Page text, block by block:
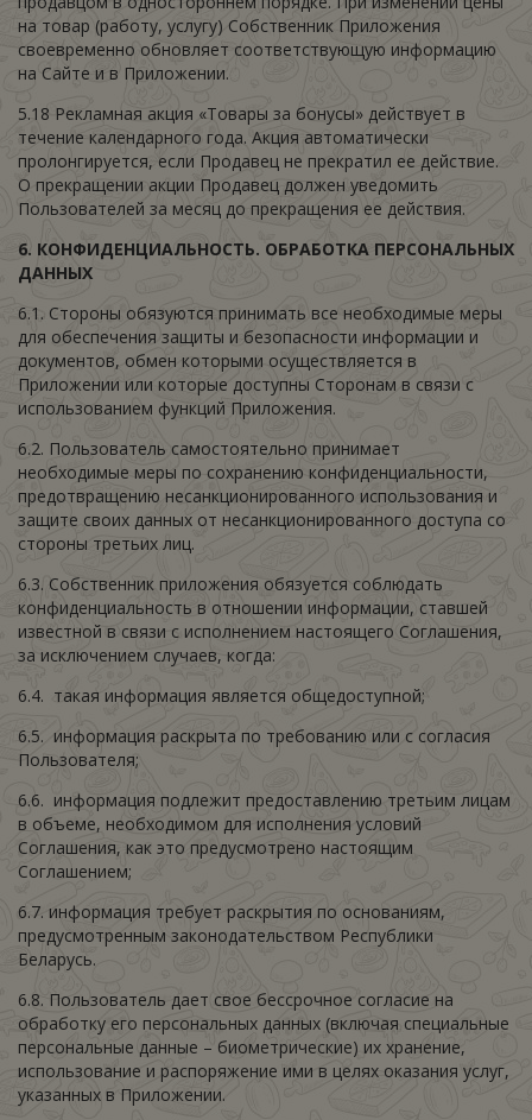
на товар (работу, услугу) Собственник Приложения
своевременно обновляет соответствующую информацию
на Сайте и в Приложении.
5.18 Рекламная акция «Товары за бонусы» действует в
течение календарного года. Акция автоматически
пролонгируется, если Продавец не прекратил ее действие.
О прекращении акции Продавец должен уведомить
Пользователей за месяц до прекращения ее действия.
6. КОНФИДЕНЦИАЛЬНОСТЬ. ОБРАБОТКА ПЕРСОНАЛЬНЫХ
ДАННЫХ
6.1. Стороны обязуются принимать все необходимые меры
для обеспечения защиты и безопасности информации и
документов, обмен которыми осуществляется в
Приложении или которые доступны Сторонам в связи с
использованием функций Приложения.
6.2. Пользователь самостоятельно принимает
необходимые меры по сохранению конфиденциальности,
предотвращению несанкционированного использования и
защите своих данных от несанкционированного доступа со
стороны третьих лиц.
6.3. Собственник приложения обязуется соблюдать
конфиденциальность в отношении информации, ставшей
известной в связи с исполнением настоящего Соглашения,
за исключением случаев, когда:
6.4. такая информация является общедоступной;
6.5. информация раскрыта по требованию или с согласия
Пользователя;
6.6. информация подлежит предоставлению третьим лицам
в объеме, необходимом для исполнения условий
Соглашения, как это предусмотрено настоящим
Соглашением;
6.7. информация требует раскрытия по основаниям,
предусмотренным законодательством Республики
Беларусь.
6.8. Пользователь дает свое бессрочное согласие на
обработку его персональных данных (включая специальные
персональные данные – биометрические) их хранение,
использование и распоряжение ими в целях оказания услуг,
указанных в Приложении.